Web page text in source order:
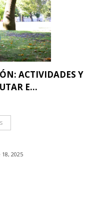
ACTIVIDADES Y
E...
2025